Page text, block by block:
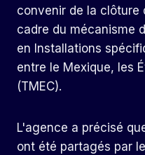
convenir de la clôture
cadre du mécanisme
en Installations
entre le Mexique, les
(TMEC).
L'agence a précisé
ont été partagés par